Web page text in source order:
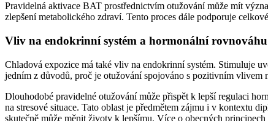
Pravidelná aktivace BAT prostřednictvím otužování může mít
zlepšení metabolického zdraví. Tento proces dále podporuje celkové
Vliv na endokrinní systém a hormonální rovnováhu
Chladová expozice má také vliv na endokrinní systém. Stimuluje
jedním z důvodů, proč je otužování spojováno s pozitivním vlivem
Dlouhodobé pravidelné otužování může přispět k lepší regulaci
na stresové situace. Tato oblast je předmětem zájmu i v kontextu
skutečně může měnit životy k lepšímu. Více o obecných principech